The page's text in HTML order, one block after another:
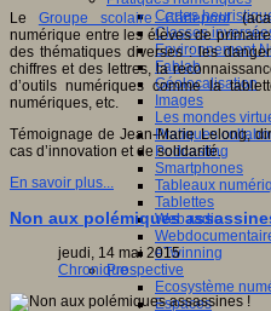
Cartes
Classes
Environnement
Fablab
Géolocalisation
Images
Les mondes
Pratiques
Podcasting
Smartphones
Tableaux
Tablettes
Web radio
eTwinning
Prospective
Ecosystème
Espaces
Le Groupe scolaire Carlepont
numérique entre les élèves de
des thématiques diverses : les
chiffres et des lettres, la
d’outils numériques comme la
numériques, etc.
Témoignage de Jean-Marie Lelong,
cas d’innovation et de solidarité.
En savoir plus...
Non aux polémiques
jeudi, 14 mai 2015
Chronique